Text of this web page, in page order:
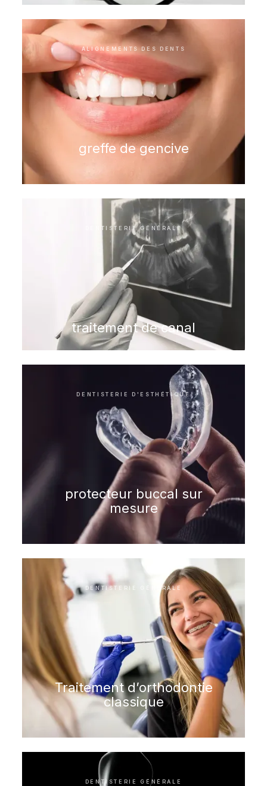
ALIGNEMENTS DES DENTS
greffe de gencive
DENTISTERIE GÉNÉRALE
traitement de canal
DENTISTERIE D'ESTHÉTIQUE
protecteur buccal sur
mesure
DENTISTERIE GÉNÉRALE
Traitement d’orthodontie
classique
DENTISTERIE GÉNÉRALE